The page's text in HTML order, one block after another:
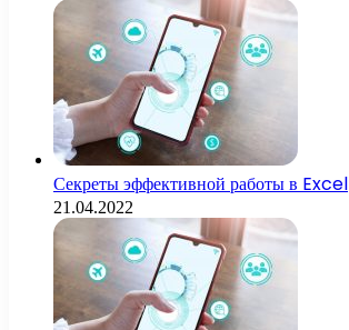
Секреты эффективной работы в Excel
21.04.2022